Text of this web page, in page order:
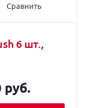
Сравнить
6 шт.,
руб.